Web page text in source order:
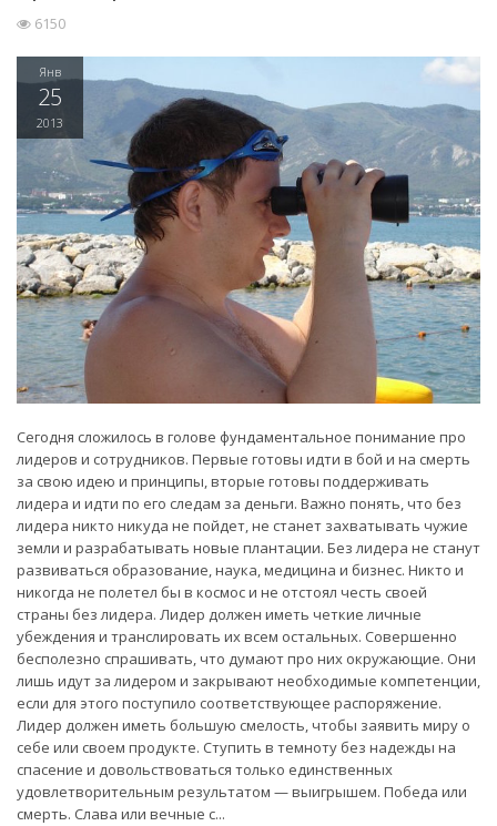
6150
Янв
25
2013
Сегодня сложилось в голове фундаментальное понимание про
лидеров и сотрудников. Первые готовы идти в бой и на смерть
за свою идею и принципы, вторые готовы поддерживать
лидера и идти по его следам за деньги. Важно понять, что без
лидера никто никуда не пойдет, не станет захватывать чужие
земли и разрабатывать новые плантации. Без лидера не станут
развиваться образование, наука, медицина и бизнес. Никто и
никогда не полетел бы в космос и не отстоял честь своей
страны без лидера. Лидер должен иметь четкие личные
убеждения и транслировать их всем остальных. Совершенно
бесполезно спрашивать, что думают про них окружающие. Они
лишь идут за лидером и закрывают необходимые компетенции,
если для этого поступило соответствующее распоряжение.
Лидер должен иметь большую смелость, чтобы заявить миру о
себе или своем продукте. Ступить в темноту без надежды на
спасение и довольствоваться только единственных
удовлетворительным результатом — выигрышем. Победа или
смерть. Слава или вечные с...